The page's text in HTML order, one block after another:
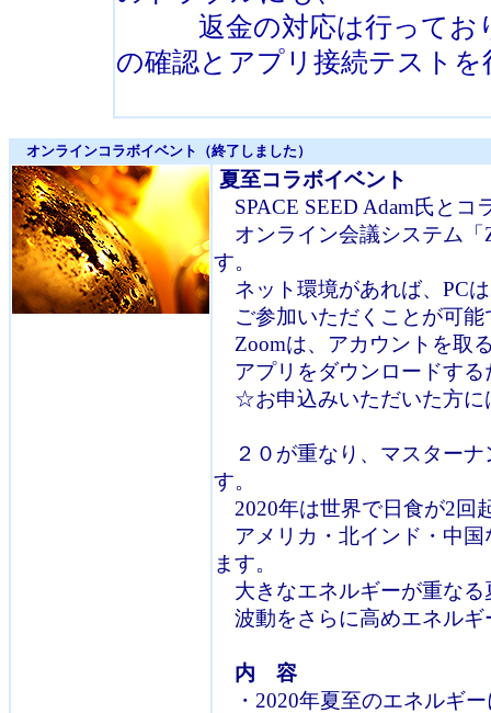
返金の対応は行っており
の確認とアプリ接続テスト
オンラインコラボイベント（終了しました）
夏至コラボイベント
SPACE SEED Adam氏と
オンライン会議システム「
ネット環境があれば、PC
ご参加いただくことが可能
Zoomは、アカウントを取
アプリをダウンロードする
☆お申込みいただいた方に
２０が重なり、マスターナ
す。
2020年は世界で日食が2回
アメリカ・北インド・中国
ます。
大きなエネルギーが重なる
波動をさらに高めエネルギ
内 容
・2020年夏至のエネルギー